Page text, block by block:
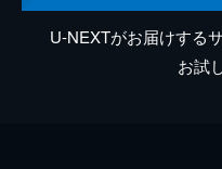
U-NEXTがお届けする
お試